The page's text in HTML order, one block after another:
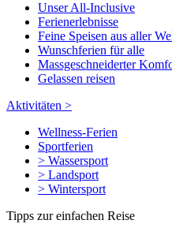
Unser All-Inclusive
Ferienerlebnisse
Feine Speisen aus aller
Wunschferien für alle
Massgeschneiderter
Gelassen reisen
Aktivitäten >
Wellness-Ferien
Sportferien
> Wassersport
> Landsport
> Wintersport
Tipps zur einfachen Reise